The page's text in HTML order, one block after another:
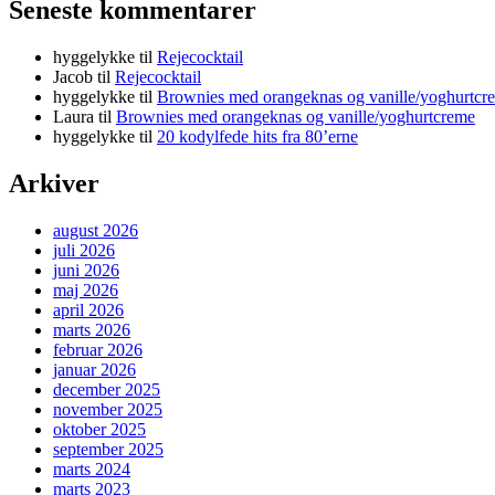
Seneste kommentarer
hyggelykke til Rejecocktail
Jacob til Rejecocktail
hyggelykke til Brownies med orangeknas og vanille/
Laura til Brownies med orangeknas og vanille/yoghurtcreme
hyggelykke til 20 kodylfede hits fra 80’erne
Arkiver
august 2026
juli 2026
juni 2026
maj 2026
april 2026
marts 2026
februar 2026
januar 2026
december 2025
november 2025
oktober 2025
september 2025
marts 2024
marts 2023